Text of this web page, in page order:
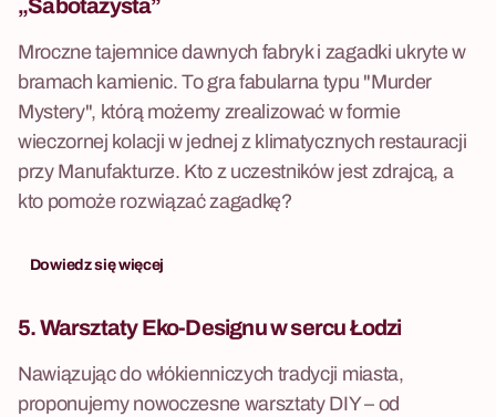
„Sabotażysta”
Mroczne tajemnice dawnych fabryk i zagadki ukryte w
bramach kamienic. To gra fabularna typu "Murder
Mystery", którą możemy zrealizować w formie
wieczornej kolacji w jednej z klimatycznych restauracji
przy Manufakturze. Kto z uczestników jest zdrajcą, a
kto pomoże rozwiązać zagadkę?
Dowiedz się więcej
5.Warsztaty Eko-Designuw sercu Łodzi
Nawiązując do włókienniczych tradycji miasta,
proponujemy nowoczesne warsztaty DIY – od